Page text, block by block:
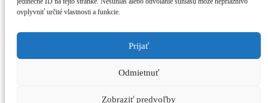
ovplyvniť určité vlastnosti a funkcie.
Prijať
Odmietnuť
Zobraziť predvoľby
Ochrana údajov
Cookies (EÚ)